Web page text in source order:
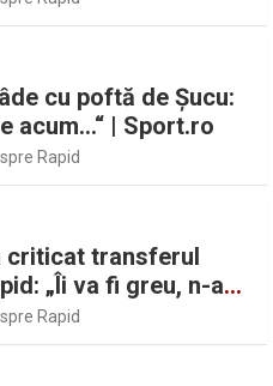
cu poftă de Șucu:
acum…“ | Sport.ro
Rapid
criticat transferul
„Îi va fi greu, n-am
Rapid